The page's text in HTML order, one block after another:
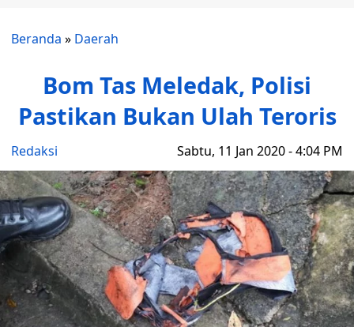
Beranda » Daerah
Bom Tas Meledak, Polisi
Pastikan Bukan Ulah Teroris
Redaksi Sabtu, 11 Jan 2020 - 4:04 PM